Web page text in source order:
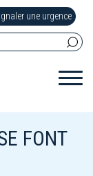
une urgence
FONT